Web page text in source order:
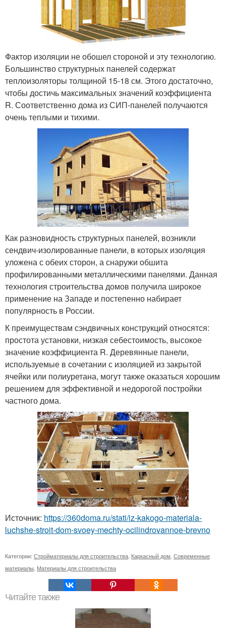
Фактор изоляции не обошел стороной и эту технологию.
Большинство структурных панелей содержат
теплоизоляторы толщиной 15-18 см. Этого достаточно,
чтобы достичь максимальных значений коэффициента
R. Соответственно дома из СИП-панелей получаются
очень теплыми и тихими.
Как разновидность структурных панелей, возникли
сендвич-изолированные панели, в которых изоляция
уложена с обеих сторон, а снаружи обшита
профилированными металлическими панелями. Данная
технология строительства домов получила широкое
применение на Западе и постепенно набирает
популярность в России.
К преимуществам сэндвичных конструкций относятся:
простота установки, низкая себестоимость, высокое
значение коэффициента R. Деревянные панели,
используемые в сочетании с изоляцией из закрытой
ячейки или полиуретана, могут также оказаться хорошим
решением для эффективной и недорогой постройки
частного дома.
Источник: https://360doma.ru/stati/iz-kakogo-materiala-
luchshe-stroit-dom-svoey-mechty-ocilindrovannoe-brevno
Категории: Стройматериалы для строительства Каркасный дом Современные
материалы Материалы для строительства
Читайте также